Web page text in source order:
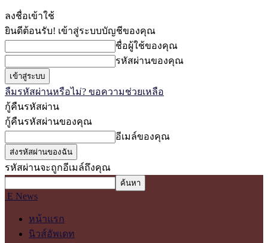
ลงชื่อเข้าใช้
ยินดีต้อนรับ! เข้าสู่ระบบบัญชีของคุณ
ชื่อผู้ใช้ของคุณ
รหัสผ่านของคุณ
ลืมรหัสผ่านหรือไม่? ขอความช่วยเหลือ
กู้คืนรหัสผ่าน
กู้คืนรหัสผ่านของคุณ
อีเมล์ของคุณ
รหัสผ่านจะถูกอีเมล์ถึงคุณ
E News
หน้าแรก
นิวส์อัพเดท